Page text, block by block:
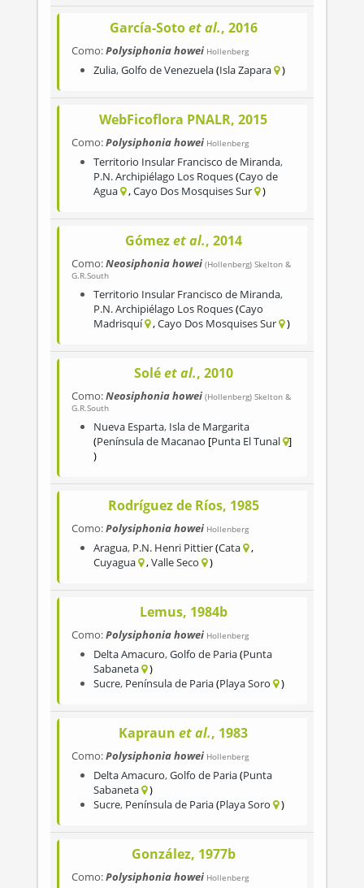
García-Sotoet al., 2016
Como:Polysiphonia howei Hollenberg
Zulia,Golfo de Venezuela Isla Zapara
WebFicoflora PNALR, 2015
Como:Polysiphonia howei Hollenberg
Territorio Insular Francisco de Miranda,
P.N. Archipiélago Los Roques Cayo de
Agua
Cayo Dos Mosquises Sur
Gómezet al., 2014
Como:Neosiphonia howei (Hollenberg) Skelton &
G.R.South
Territorio Insular Francisco de Miranda,
P.N. Archipiélago Los Roques Cayo
Madrisquí
Cayo Dos Mosquises Sur
Soléet al., 2010
Como:Neosiphonia howei (Hollenberg) Skelton &
G.R.South
Nueva Esparta, Isla de Margarita
Península de Macanao Punta El Tunal
Rodríguez de Ríos, 1985
Como:Polysiphonia howei Hollenberg
Aragua, P.N. Henri Pittier Cata
Cuyagua
Valle Seco
Lemus, 1984b
Como:Polysiphonia howei Hollenberg
Delta Amacuro,Golfo de Paria Punta
Sabaneta
Sucre, Península de Paria Playa Soro
Kapraun et al., 1983
Como:Polysiphonia howei Hollenberg
Delta Amacuro,Golfo de Paria Punta
Sabaneta
Sucre, Península de Paria Playa Soro
González, 1977b
Como:Polysiphonia howei Hollenberg